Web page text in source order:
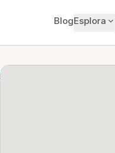
BlogEsplora